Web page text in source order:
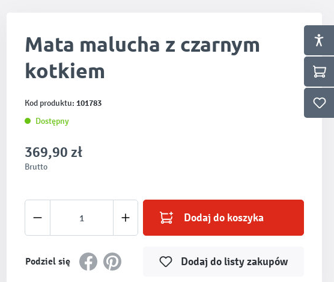
Mata malucha z czarnym
kotkiem
Kod produktu: 101783
Dostępny
369,90 zł
Brutto
Ilość produktu: Wprowadź żądaną ilość lub użyj
Dodaj do koszyka
Podziel się Dodaj do listy zakupów